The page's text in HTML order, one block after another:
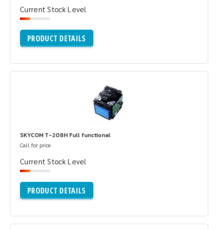
Current Stock Level
PRODUCT DETAILS
SKYCOM T-208H Full functional
Call for price
Current Stock Level
PRODUCT DETAILS